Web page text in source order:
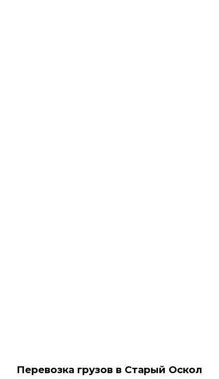
Перевозка грузов в Старый Оскол